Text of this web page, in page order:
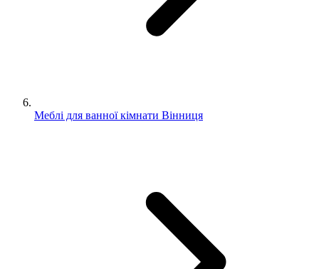
Меблі для ванної кімнати Вінниця